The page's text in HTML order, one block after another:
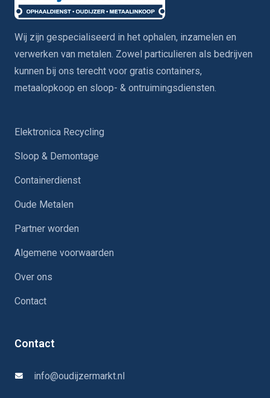
Wij zijn gespecialiseerd in het ophalen, inzamelen en
verwerken van metalen. Zowel particulieren als bedrijven
kunnen bij ons terecht voor gratis containers,
metaalopkoop en sloop- & ontruimingsdiensten.
Elektronica Recycling
Sloop & Demontage
Containerdienst
Oude Metalen
Partner worden
Algemene voorwaarden
Over ons
Contact
Contact
info@oudijzermarkt.nl